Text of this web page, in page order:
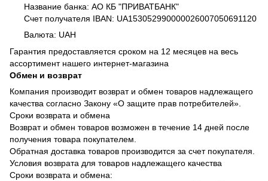
Название банка: АО КБ "ПРИВАТБАНК"
Счет получателя IBAN: UA153052990000026007050691120
Валюта: UAH
Гарантия предоставляется сроком на 12 месяцев на весь
ассортимент нашего интернет-магазина
Обмен и возврат
Компания производит возврат и обмен товаров надлежащего
качества согласно Закону «О защите прав потребителей».
Сроки возврата и обмена
Возврат и обмен товаров возможен в течение 14 дней после
получения товара покупателем.
Обратная доставка товаров производится за счет покупателя.
Условия возврата для товаров надлежащего качества
Сроки возврата и обмена: